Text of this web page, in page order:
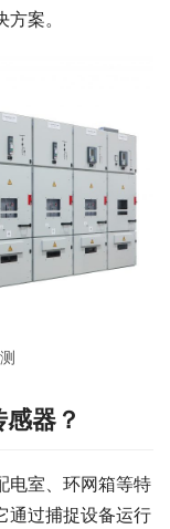
案。
器？
电室、环网箱等特
通过捕捉设备运行